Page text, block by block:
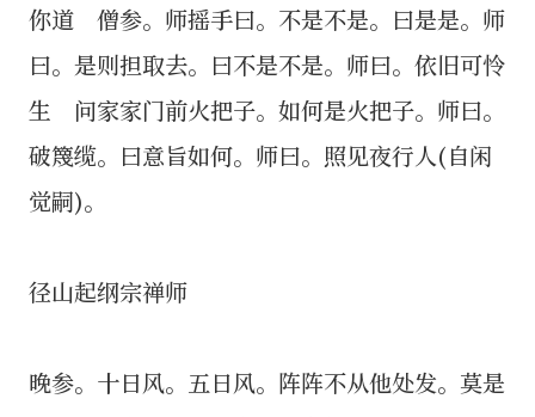
你道 僧参。师摇手曰。不是不是。曰是是。师
曰。是则担取去。曰不是不是。师曰。依旧可怜
生 问家家门前火把子。如何是火把子。师曰。
破篾缆。曰意旨如何。师曰。照见夜行人(自闲
觉嗣)。
径山起纲宗禅师
晚参。十日风。五日风。阵阵不从他处发。莫是